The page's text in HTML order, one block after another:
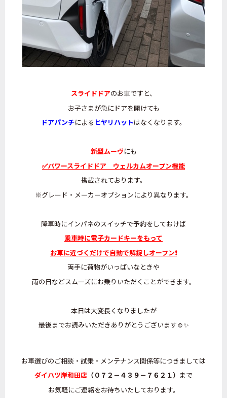
スライドドアのお車ですと、
お子さまが急にドアを開けても
ドアパンチによる ヒヤリハットはなくなります。
新型ムーヴにも
✅パワースライドドア ウェルカムオープン機能
搭載されております。
※グレード・メーカーオプションにより異なります。
降車時にインパネのスイッチで予約をしておけば
乗車時に電子カードキーをもって
お車に近づくだけで自動で解錠しオープン❗
両手に荷物がいっぱいなときや
雨の日などスムーズにお乗りいただくことができます。
本日は大変長くなりましたが
最後までお読みいただきありがとうございます☺️✨
お車選びのご相談・試乗・メンテナンス関係等につきましては
ダイハツ岸和田店 （０７２－４３９－７６２１） まで
お気軽にご連絡をお待ちいたしております。